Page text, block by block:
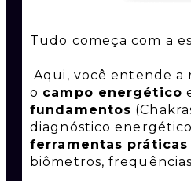
Tudo começa com a
Aqui, você entende a
o campo energético
fundamentos
diagnóstico
ferramentas práticas
biômetros,